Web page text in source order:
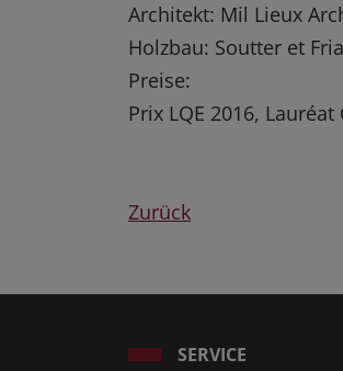
Architekt: Mil Lieux
Holzbau: Soutter et
Preise:
Prix LQE 2016,
Zurück
SERVICE